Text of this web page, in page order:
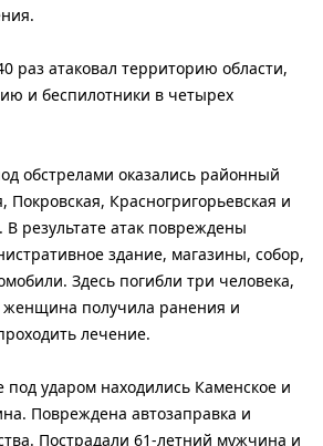
раз атаковал территорию области,
и беспилотники в четырех
обстрелами оказались районный
Покровская, Красногригорьевская и
результате атак повреждены
здание, магазины, собор,
Здесь погибли три человека,
получила ранения и
лечение.
ударом находились Каменское и
Повреждена автозаправка и
Пострадали 61-летний мужчина и